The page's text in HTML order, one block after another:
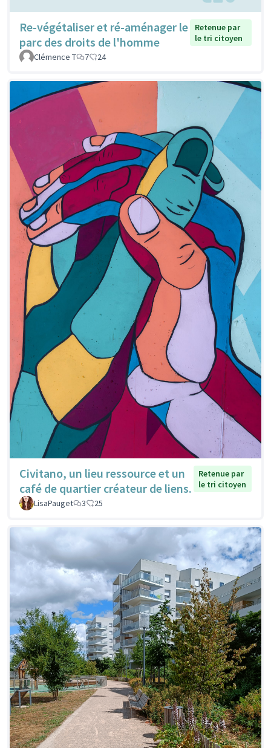
Re-végétaliser et ré-aménager le
parc des droits de l'homme
Retenue par
le tri citoyen
Clémence T
7 24
Civitano, un lieu ressource et un
café de quartier créateur de liens.
Retenue par
le tri citoyen
LisaPauget
3 25